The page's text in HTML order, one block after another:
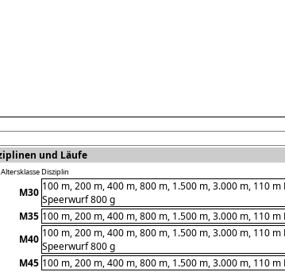
und Läufe
AltersklasseDisziplin
M30 100 m, 200 m, 400 m, 800 m, 1.500 m, 3.000 m, 110
Speerwurf 800 g
M35 100 m, 200 m, 400 m, 800 m, 1.500 m, 3.000 m, 110
M40 100 m, 200 m, 400 m, 800 m, 1.500 m, 3.000 m, 110
Speerwurf 800 g
M45 100 m, 200 m, 400 m, 800 m, 1.500 m, 3.000 m, 110